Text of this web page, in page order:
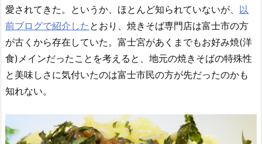
愛されてきた。というか、ほとんど知られていないが、 以
前ブログで紹介した とおり、焼きそば専門店は富士市の方
が古くから存在していた。富士宮があくまでもお好み焼(洋
食)メインだったことを考えると、地元の焼きそばの特殊性
と美味しさに気付いたのは富士市民の方が先だったのかも
知れない。